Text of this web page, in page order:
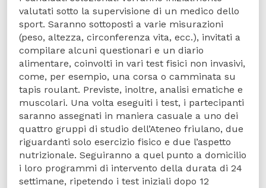
valutati sotto la supervisione di un medico dello
sport. Saranno sottoposti a varie misurazioni
(peso, altezza, circonferenza vita, ecc.), invitati a
compilare alcuni questionari e un diario
alimentare, coinvolti in vari test fisici non invasivi,
come, per esempio, una corsa o camminata su
tapis roulant. Previste, inoltre, analisi ematiche e
muscolari. Una volta eseguiti i test, i partecipanti
saranno assegnati in maniera casuale a uno dei
quattro gruppi di studio dell’Ateneo friulano, due
riguardanti solo esercizio fisico e due l’aspetto
nutrizionale. Seguiranno a quel punto a domicilio
i loro programmi di intervento della durata di 24
settimane, ripetendo i test iniziali dopo 12